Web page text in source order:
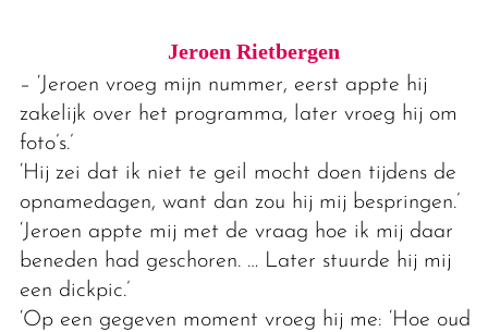
Jeroen Rietbergen
– ‘Jeroen vroeg mijn nummer, eerst appte hij
zakelijk over het programma, later vroeg hij om
foto’s.’
‘Hij zei dat ik niet te geil mocht doen tijdens de
opnamedagen, want dan zou hij mij bespringen.’
‘Jeroen appte mij met de vraag hoe ik mij daar
beneden had geschoren. … Later stuurde hij mij
een dickpic.’
‘Op een gegeven moment vroeg hij me: ‘Hoe oud